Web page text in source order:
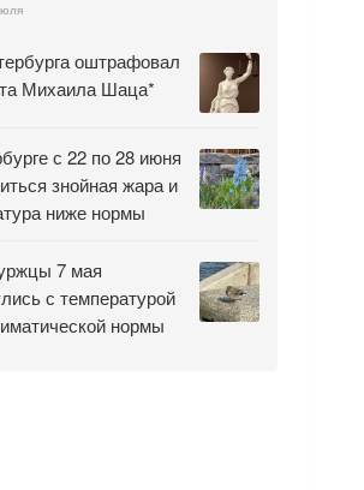
оштрафовал
Михаила Шаца*
с 22 по 28 июня
знойная жара и
ниже нормы
7 мая
с температурой
нормы